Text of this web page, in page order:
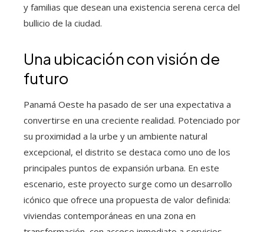
y familias que desean una existencia serena cerca del
bullicio de la ciudad.
Una ubicación con visión de
futuro
Panamá Oeste ha pasado de ser una expectativa a
convertirse en una creciente realidad. Potenciado por
su proximidad a la urbe y un ambiente natural
excepcional, el distrito se destaca como uno de los
principales puntos de expansión urbana. En este
escenario, este proyecto surge como un desarrollo
icónico que ofrece una propuesta de valor definida:
viviendas contemporáneas en una zona en